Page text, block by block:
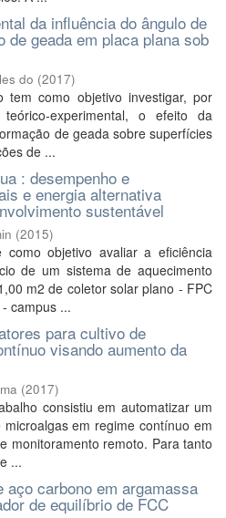
da influência do ângulo de
de geada em placa plana sob
do (2017)
tem como objetivo investigar, por
experimental, o efeito da
de geada sobre superfícies
de ...
: desempenho e
e energia alternativa
sustentável
(2015)
como objetivo avaliar a eficiência
de um sistema de aquecimento
m2 de coletor solar plano - FPC
campus ...
para cultivo de
visando aumento da
(2017)
consistiu em automatizar um
em regime contínuo em
monitoramento remoto. Para tanto
...
aço carbono em argamassa
de equilíbrio de FCC